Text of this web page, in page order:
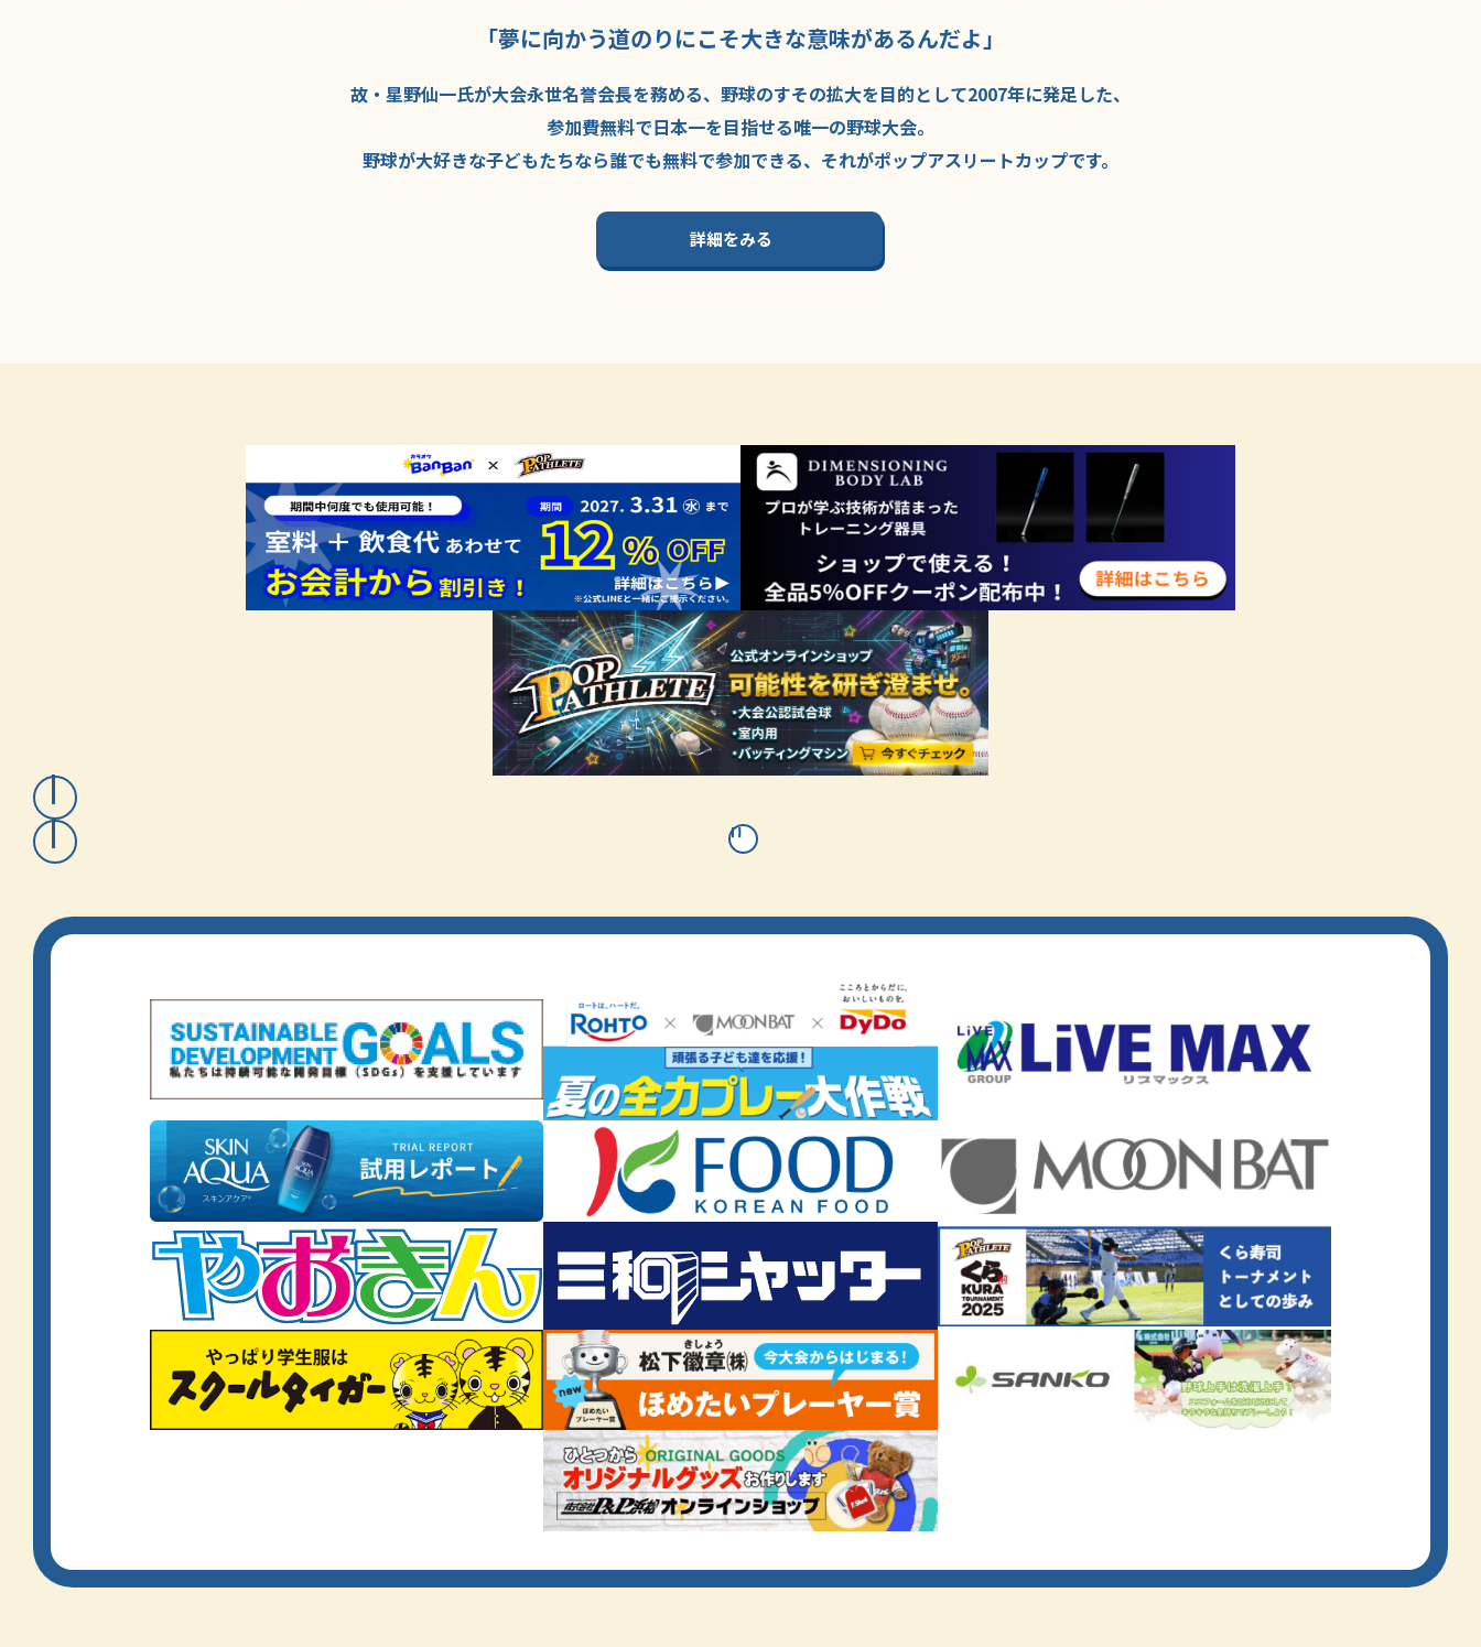
「夢に向かう道のりにこそ大きな意味があるんだよ」
故・星野仙一氏が大会永世名誉会長を務める、野球のすその拡大を目的として2007年に発足した、
参加費無料で日本一を目指せる唯一の野球大会。
野球が大好きな子どもたちなら誰でも無料で参加できる、 それがポップアスリートカップです。
詳細をみる